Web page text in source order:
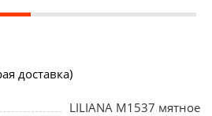
доставка)
LILIANA М1537 мятное